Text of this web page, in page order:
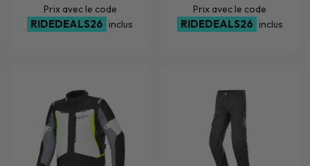
Prix avec le code
RIDEDEALS26 inclus
Prix avec le code
RIDEDEALS26 inclus